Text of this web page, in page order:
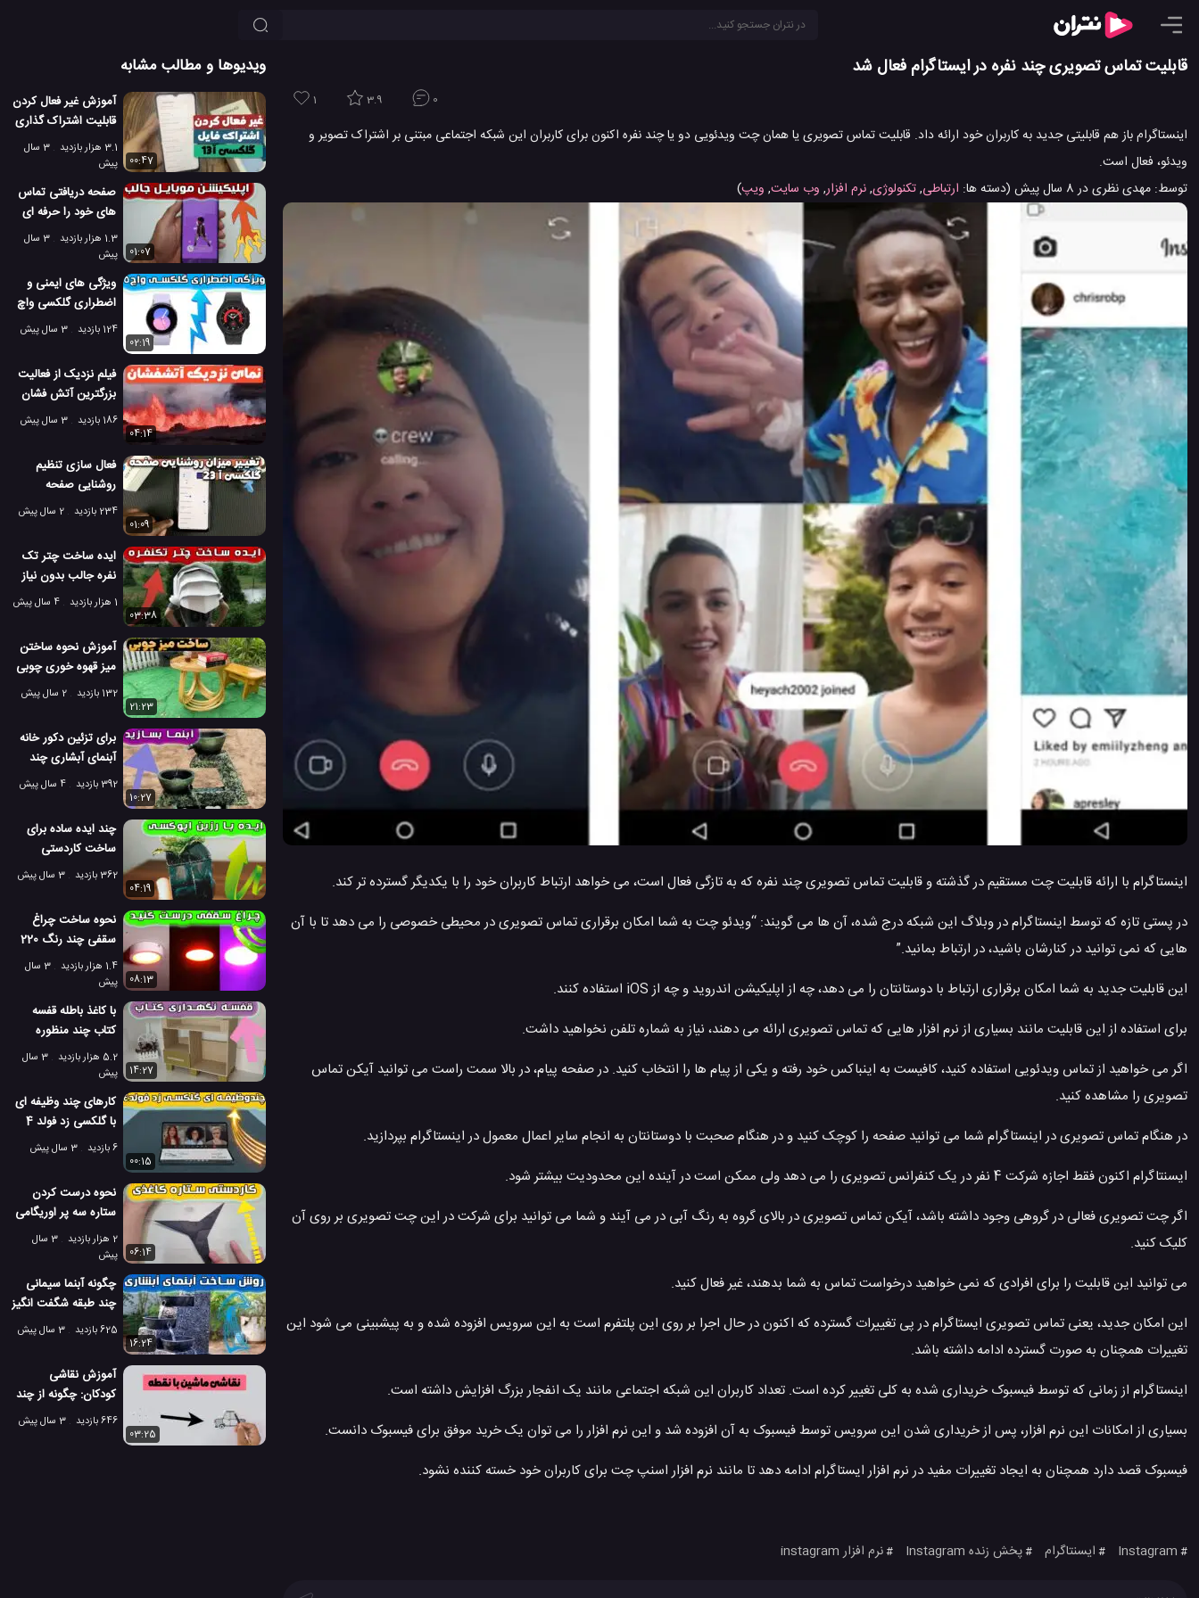
قابلیت تماس تصویری چند نفره در ایستاگرام فعال شد
1 3.9 0
اینستاگرام باز هم قابلیتی جدید به کاربران خود ارائه داد. قابلیت تماس تصویری یا همان چت ویدئویی دو یا چند نفره اکنون برای کاربران این شبکه اجتماعی مبتنی بر اشتراک تصویر و
ویدئو، فعال است.
توسط: مهدی نظریدر8 سال پیش (دسته ها: ارتباطی,تکنولوژی,نرم افزار, وب سایت, ویپ)
اینستاگرام با ارائه قابلیت چت مستقیم در گذشته و قابلیت تماس تصویری چند نفره که به تازگی فعال است، می خواهد ارتباط کاربران خود را با یکدیگر گسترده تر کند.
در پستی تازه که توسط اینستاگرام در وبلاگ این شبکه درج شده، آن ها می گویند: “ویدئو چت به شما امکان برقراری تماس تصویری در محیطی خصوصی را می دهد تا با آن
هایی که نمی توانید در کنارشان باشید، در ارتباط بمانید.”
این قابلیت جدید به شما امکان برقراری ارتباط با دوستانتان را می دهد، چه از اپلیکیشن اندروید و چه از iOS استفاده کنند.
برای استفاده از این قابلیت مانند بسیاری از نرم افزار هایی که تماس تصویری ارائه می دهند، نیاز به شماره تلفن نخواهید داشت.
اگر می خواهید از تماس ویدئویی استفاده کنید، کافیست به اینباکس خود رفته و یکی از پیام ها را انتخاب کنید. در صفحه پیام، در بالا سمت راست می توانید آیکن تماس
تصویری را مشاهده کنید.
در هنگام تماس تصویری در اینستاگرام شما می توانید صفحه را کوچک کنید و در هنگام صحبت با دوستانتان به انجام سایر اعمال معمول در اینستاگرام بپردازید.
ایسنتاگرام اکنون فقط اجازه شرکت 4 نفر در یک کنفرانس تصویری را می دهد ولی ممکن است در آینده این محدودیت بیشتر شود.
اگر چت تصویری فعالی در گروهی وجود داشته باشد، آیکن تماس تصویری در بالای گروه به رنگ آبی در می آیند و شما می توانید برای شرکت در این چت تصویری بر روی آن
کلیک کنید.
می توانید این قابلیت را برای افرادی که نمی خواهید درخواست تماس به شما بدهند، غیر فعال کنید.
این امکان جدید، یعنی تماس تصویری ایستاگرام در پی تغییرات گسترده که اکنون در حال اجرا بر روی این پلتفرم است به این سرویس افزوده شده و به پیشبینی می شود این
تغییرات همچنان به صورت گسترده ادامه داشته باشد.
اینستاگرام از زمانی که توسط فیسبوک خریداری شده به کلی تغییر کرده است. تعداد کاربران این شبکه اجتماعی مانند یک انفجار بزرگ افزایش داشته است.
بسیاری از امکانات این نرم افزار، پس از خریداری شدن این سرویس توسط فیسبوک به آن افزوده شد و این نرم افزار را می توان یک خرید موفق برای فیسبوک دانست.
فیسبوک قصد دارد همچنان به ایجاد تغییرات مفید در نرم افزار ایستاگرام ادامه دهد تا مانند نرم افزار اسنپ چت برای کاربران خود خسته کننده نشود.
#
Instagram
# ایسنتاگرام #پخش زنده Instagram #نرم افزار instagram
ویدیوها و مطالب مشابه
آموزش غیر فعال کردن
قابلیت اشتراک گذاری
فایل در گلکسی آ13
3.1 هزار بازدید
3 سال
پیش
00:47
صفحه دریافتی تماس
های خود را حرفه ای
تر جلوه دهید!
1.3 هزار بازدید
3 سال
پیش
01:07
ویژگی های ایمنی و
اضطراری گلکسی واچ
5 را فعال کنید!
124 بازدید
3 سال پیش
02:19
فیلم نزدیک از فعالیت
بزرگترین آتش فشان
فعال، ماونا لوا!
186 بازدید
3 سال پیش
04:14
فعال سازی تنظیم
روشنایی صفحه
خودکار در گوشی
234 بازدید
2 سال پیش
01:09
ایده ساخت چتر تک
نفره جالب بدون نیاز
به دخالت دست1 هزار بازدید
4 سال پیش
03:38
آموزش نحوه ساختن
میز قهوه خوری چوبی
دو نفره!
132 بازدید
2 سال پیش
21:23
برای تزئین دکور خانه
آبنمای آبشاری چند
طبقه بسازید!
392 بازدید
4 سال پیش
10:27
چند ایده ساده برای
ساخت کاردستی
مینیاتوری با رزین
362 بازدید
3 سال پیش
04:19
نحوه ساخت چراغ
سقفی چند رنگ 220
ولت
1.4 هزار بازدید
3 سال
پیش
08:13
با کاغذ باطله قفسه
کتاب چند منظوره
بسازید!
5.2 هزار بازدید
3 سال
پیش
14:27
کارهای چند وظیفه ای
با گلکسی زد فولد 4
سامسونگ6 بازدید
3 سال پیش
00:15
نحوه درست کردن
ستاره سه پر اوریگامی
با چند برگ کاغذ2 هزار بازدید
3 سال
پیش
06:14
چگونه آبنما سیمانی
چند طبقه شگفت انگیز
بسازیم؟
625 بازدید
3 سال پیش
16:24
آموزش نقاشی
کودکان: چگونه از چند
نقطه، یک ماشین
646 بازدید
3 سال پیش
03:25